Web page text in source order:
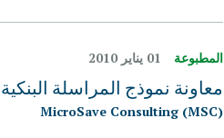
المطبوعة 01 يناير 2010
معاونة نموذج المراسلة
MicroSave Consulting (MSC)